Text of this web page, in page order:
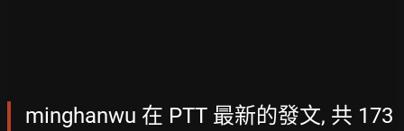
minghanwu 在 PTT 最新的發文, 共 173